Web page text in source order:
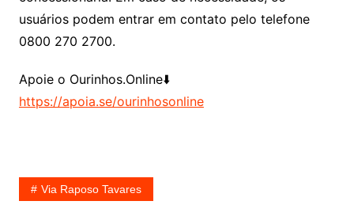
usuários podem entrar em contato pelo telefone
0800 270 2700.
Apoie o Ourinhos.Online⬇️
https://apoia.se/ourinhosonline
Via Raposo Tavares